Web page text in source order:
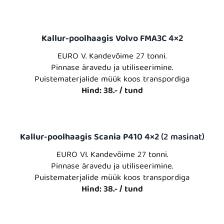
Kallur-poolhaagis Volvo FMA3C 4×2
EURO V. Kandevõime 27 tonni.
Pinnase äravedu ja utiliseerimine.
Puistematerjalide müük koos transpordiga
Hind: 38.- / tund
Kallur-poolhaagis Scania P410 4×2(2 masinat)
EURO VI. Kandevõime 27 tonni.
Pinnase äravedu ja utiliseerimine.
Puistematerjalide müük koos transpordiga
Hind: 38.- / tund